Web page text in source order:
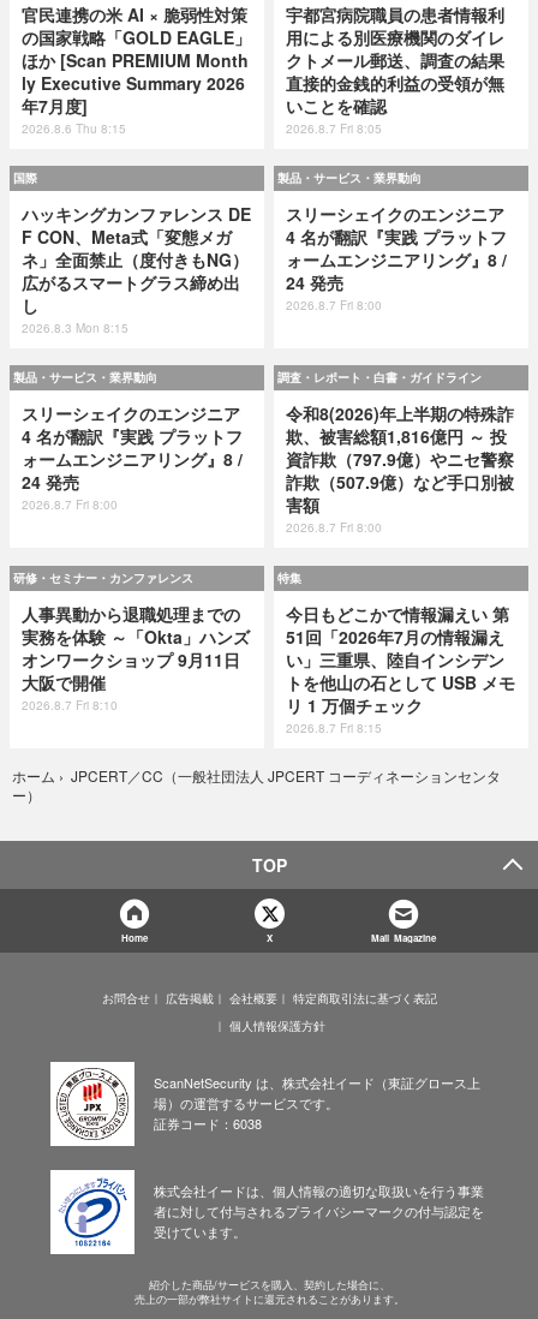
官民連携の米 AI × 脆弱性対策
の国家戦略「GOLD EAGLE」
ほか [Scan PREMIUM Month
ly Executive Summary 2026
年7月度]
2026.8.6 Thu 8:15
宇都宮病院職員の患者情報利
用による別医療機関のダイレ
クトメール郵送、調査の結果
直接的金銭的利益の受領が無
いことを確認
2026.8.7 Fri 8:05
国際
ハッキングカンファレンス DE
F CON、Meta式「変態メガ
ネ」全面禁止（度付きもNG）
広がるスマートグラス締め出
し
2026.8.3 Mon 8:15
製品・サービス・業界動向
スリーシェイクのエンジニア
4 名が翻訳『実践 プラットフ
ォームエンジニアリング』8 /
24 発売
2026.8.7 Fri 8:00
製品・サービス・業界動向
スリーシェイクのエンジニア
4 名が翻訳『実践 プラットフ
ォームエンジニアリング』8 /
24 発売
2026.8.7 Fri 8:00
調査・レポート・白書・ガイドライン
令和8(2026)年上半期の特殊詐
欺、被害総額1,816億円 ～ 投
資詐欺（797.9億）やニセ警察
詐欺（507.9億）など手口別被
害額
2026.8.7 Fri 8:00
研修・セミナー・カンファレンス
人事異動から退職処理までの
実務を体験 ～「Okta」ハンズ
オンワークショップ 9月11日
大阪で開催
2026.8.7 Fri 8:10
特集
今日もどこかで情報漏えい 第
51回「2026年7月の情報漏え
い」三重県、陸自インシデン
トを他山の石として USB メモ
リ 1 万個チェック
2026.8.7 Fri 8:15
ホーム › JPCERT／CC（一般社団法人 JPCERT コーディネーションセンタ
ー）
TOP
Home X Mail Magazine
お問合せ 広告掲載 会社概要
特定商取引法に基づく表記
個人情報保護方針
ScanNetSecurity は、株式会社イード（東証グロース上
場）の運営するサービスです。
証券コード：6038
株式会社イードは、個人情報の適切な取扱いを行う事業
者に対して付与されるプライバシーマークの付与認定を
受けています。
紹介した商品/サービスを購入、契約した場合に、
売上の一部が弊社サイトに還元されることがあります。